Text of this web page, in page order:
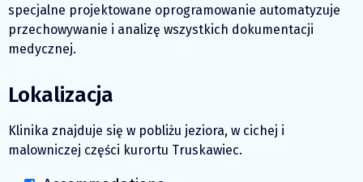
specjalne projektowane oprogramowanie automatyzuje
przechowywanie i analizę wszystkich dokumentacji
medycznej.
Lokalizacja
Klinika znajduje się w pobliżu jeziora, w cichej i
malowniczej części kurortu Truskawiec.